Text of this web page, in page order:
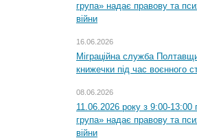
група» надає правову та
війни
16.06.2026
Міграційна служба
книжечки під час воєнного
08.06.2026
11.06.2026 року з 9:00-13:00
група» надає правову та
війни